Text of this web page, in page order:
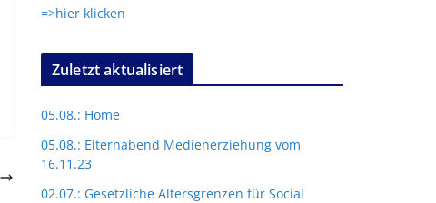
=>hier klicken
Zuletzt aktualisiert
05.08.: Home
05.08.: Elternabend Medienerziehung vom
16.11.23
02.07.: Gesetzliche Altersgrenzen für Social